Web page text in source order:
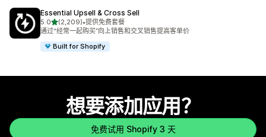
Essential Upsell & Cross Sell
5.0星（满分 5 星）
(2,209)
总共 2209 条评论
•提供免费套餐
通过“经常一起购买”向上销售和交叉销售提高客单价
Built for Shopify
想要添加应用？
免费试用 Shopify 3 天